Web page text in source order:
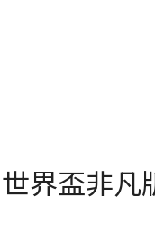
界盃非